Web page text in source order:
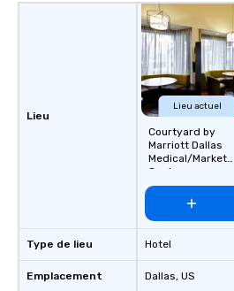
Lieu
Type de lieu
Emplacement
Lieu actuel
Courtyard by
Marriott Dallas
Medical/Market
Center
Hotel
Dallas, US